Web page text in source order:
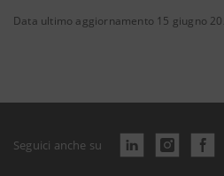
Data ultimo aggiornamento 15 giugno
Seguici anche su